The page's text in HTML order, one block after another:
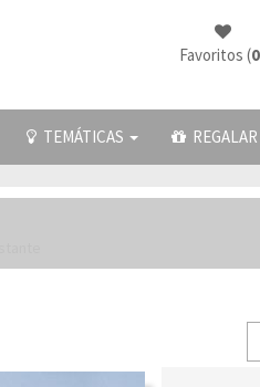
Favoritos (0
TEMÁTICAS REGALAR